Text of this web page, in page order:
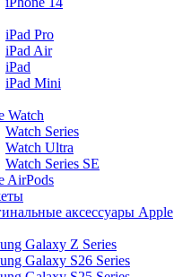
iPad Pro
iPad Air
iPad
iPad Mini
Watch
Watch Series
Watch Ultra
Watch Series SE
AirPods
аксессуары Apple
Galaxy Z Series
Galaxy S26 Series